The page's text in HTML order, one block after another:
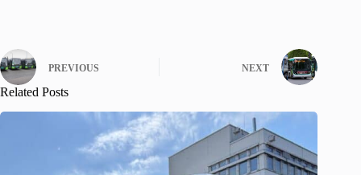
PREVIOUS NEXT
Related Posts